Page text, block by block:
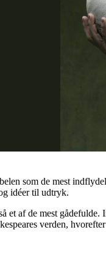
som de mest
idéer til udtryk.
et af de mest
verden,